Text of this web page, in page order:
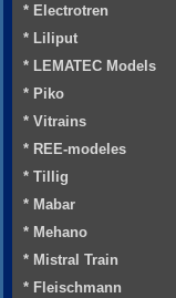
* Electrotren
* Liliput
* LEMATEC Models
* Piko
* Vitrains
* REE-modeles
* Tillig
* Mabar
* Mehano
* Mistral Train
* Fleischmann